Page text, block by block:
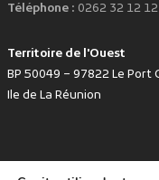
Téléphone : 0262 32 12 12
Territoire de l'Ouest
BP 50049 – 97822 Le Port
Ile de La Réunion